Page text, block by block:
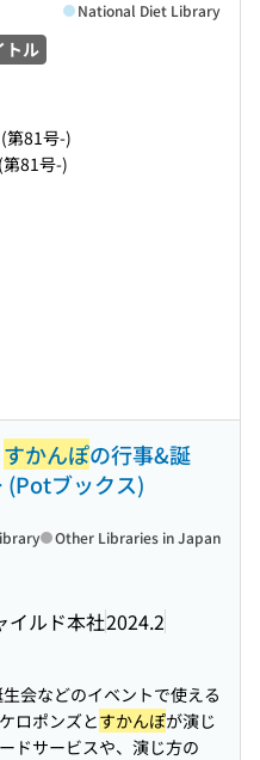
トル
National Diet Library
(第81号-)
(第81号-)
すかんぽの行事&誕
(Potブックス)
イルド本社2024.2
Other Libraries in Japan
会などのイベントで使える
ロポンズとすかんぽが演じ
ドサービスや、演じ方の